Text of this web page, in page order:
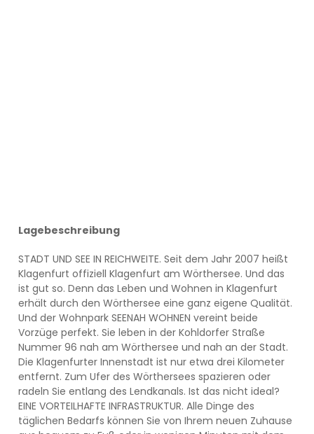
Lagebeschreibung
STADT UND SEE IN REICHWEITE. Seit dem Jahr 2007 heißt
Klagenfurt offiziell Klagenfurt am Wörthersee. Und das
ist gut so. Denn das Leben und Wohnen in Klagenfurt
erhält durch den Wörthersee eine ganz eigene Qualität.
Und der Wohnpark SEENAH WOHNEN vereint beide
Vorzüge perfekt. Sie leben in der Kohldorfer Straße
Nummer 96 nah am Wörthersee und nah an der Stadt.
Die Klagenfurter Innenstadt ist nur etwa drei Kilometer
entfernt. Zum Ufer des Wörthersees spazieren oder
radeln Sie entlang des Lendkanals. Ist das nicht ideal?
EINE VORTEILHAFTE INFRASTRUKTUR. Alle Dinge des
täglichen Bedarfs können Sie von Ihrem neuen Zuhause